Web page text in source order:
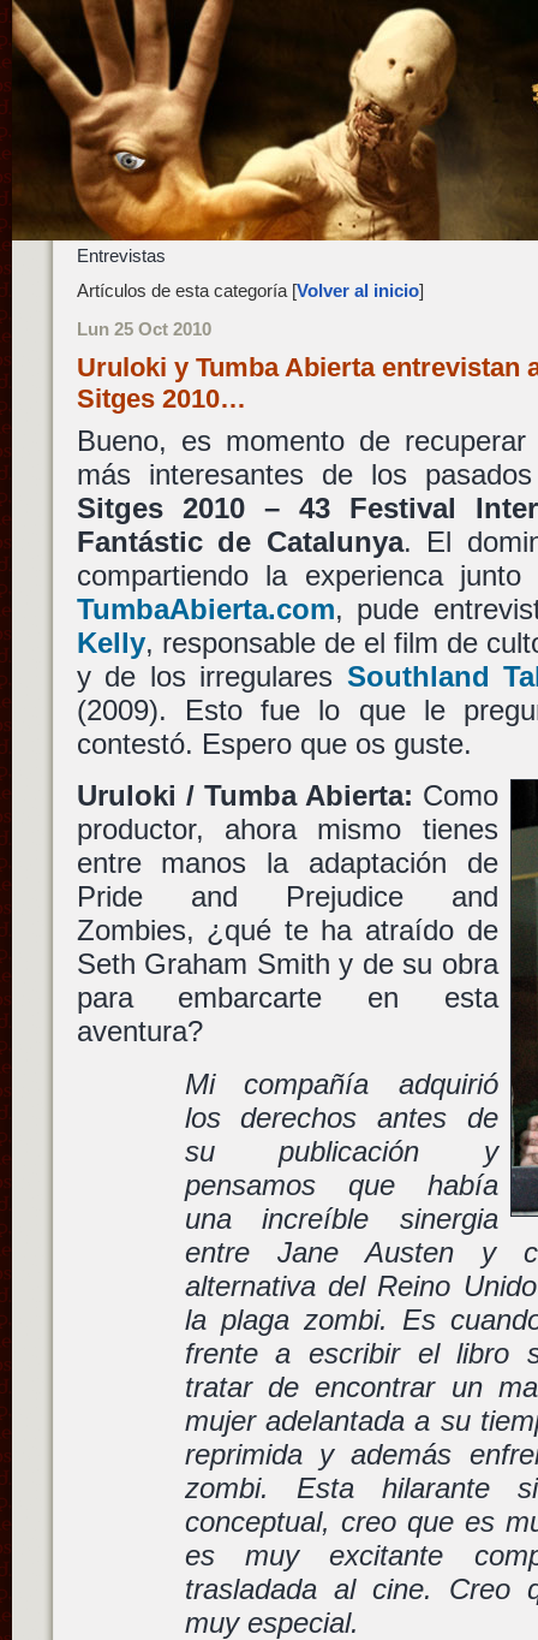
Entrevistas
Artículos de esta categoría [Volver al inicio]
Lun 25 Oct 2010
Uruloki y Tumba Abierta entrevistan
Sitges 2010…
Bueno, es momento de
más interesantes de los
Sitges 2010 – 43 Festival
Fantástic de Catalunya. El
compartiendo la experienca
TumbaAbierta.com, pude
Kelly, responsable de el film de
y de los irregulares Southland
(2009). Esto fue lo que le
contestó. Espero que os guste.
Uruloki / Tumba Abierta: Como
productor, ahora mismo tienes
entre manos la adaptación de
Pride and Prejudice and
Zombies, ¿qué te ha atraído de
Seth Graham Smith y de su obra
para embarcarte en esta
aventura?
Mi compañía adquirió
los derechos antes de
su publicación y
pensamos que había
una increíble sinergia
entre Jane Austen y
alternativa del Reino
la plaga zombi. Es
frente a escribir el libro
tratar de encontrar un
mujer adelantada a su
reprimida y además
zombi. Esta hilarante
conceptual, creo que es
es muy excitante
trasladada al cine. Creo
muy especial.